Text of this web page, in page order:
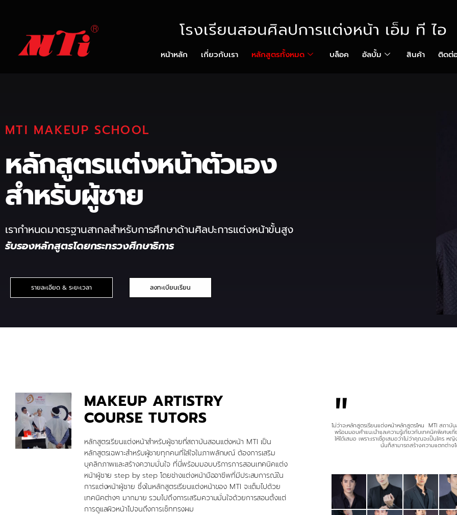
โรงเรียนสอนศิลปการแต่งหน้า เอ็ม ที ไอ
หน้าหลัก เกี่ยวกับเรา หลักสูตรทั้งหมด บล็อค อัลบั้ม สินค้า ติดต่อ
MTI MAKEUP SCHOOL
หลักสูตรแต่งหน้าตัวเอง
สำหรับผู้ชาย
เรากำหนดมาตรฐานสากลสำหรับการศึกษาด้านศิลปะการแต่งหน้าขั้นสูง
รับรองหลักสูตรโดยกระทรวงศึกษาธิการ
รายละเอียด & ระยะเวลา ลงทะเบียนเรียน
MAKEUP ARTISTRY
COURSE TUTORS
หลักสูตรเรียนแต่งหน้าสำหรับผู้ชายที่สถาบันสอนแต่งหน้า MTI เป็น
หลักสูตรเฉพาะสำหรับผู้ชายทุกคนที่ใส่ใจในภาพลักษณ์ ต้องการเสริม
บุคลิกภาพและสร้างความมั่นใจ ที่นี่พร้อมมอบบริการการสอนเทคนิคแต่ง
หน้าผู้ชาย step by step โดยช่างแต่งหน้ามืออาชีพที่มีประสบการณ์ใน
การแต่งหน้าผู้ชาย ซึ่งในหลักสูตรเรียนแต่งหน้าของ MTI จะเต็มไปด้วย
เทคนิคต่างๆ มากมาย รวมไปถึงการเสริมความมั่นใจด้วยการสอนตั้งแต่
การดูแลผิวหน้าไปจนถึงการเซ็ททรงผม
"
ไม่ว่าจะหลักสูตรเรียนแต่งหน้าหลักสูตรไหน MTI สถา
พร้อมมอบคำแนะนำและความรู้เกี่ยวกับเทคนิคพิเศษเ
ให้ได้เสมอ เพราะเราเชื่อเสมอว่าไม่ว่าคุณจะเป็นใคร
นั้นก็สามารถสร้างความแตกต่าง